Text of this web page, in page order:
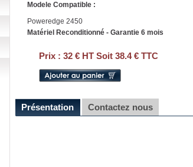
Modele Compatible :
Poweredge 2450
Matériel Reconditionné - Garantie 6 mois
Prix : 32 € HT Soit 38.4 € TTC
Présentation Contactez nous